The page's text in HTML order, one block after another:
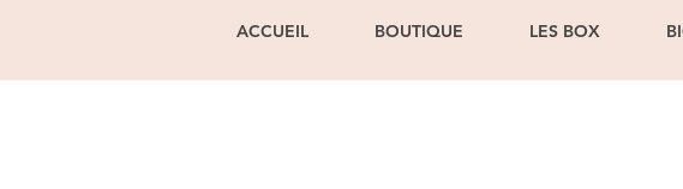
ACCUEIL BOUTIQUE LES BOX